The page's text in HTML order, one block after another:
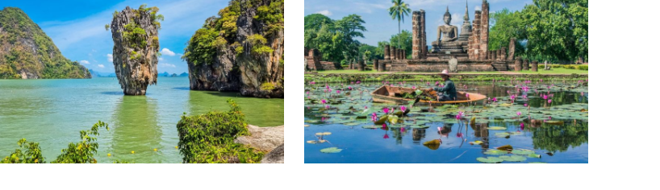
historique
de
Sukhothaï
:
découverte
des
plus